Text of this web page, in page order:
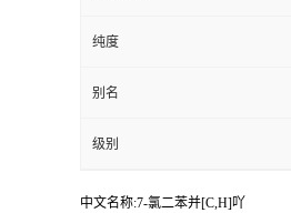
纯度
别名
级别
中文名称:7-氯二苯并[C,H]吖